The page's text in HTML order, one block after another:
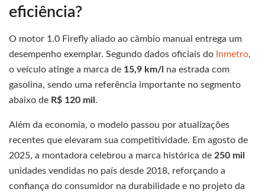
eficiência?
O motor 1.0 Firefly aliado ao câmbio manual entrega um
desempenho exemplar. Segundo dados oficiais do Inmetro,
o veículo atinge a marca de 15,9 km/l na estrada com
gasolina, sendo uma referência importante no segmento
abaixo de R$ 120 mil .
Além da economia, o modelo passou por atualizações
recentes que elevaram sua competitividade. Em agosto de
2025, a montadora celebrou a marca histórica de 250 mil
unidades vendidas no país desde 2018, reforçando a
confiança do consumidor na durabilidade e no projeto da